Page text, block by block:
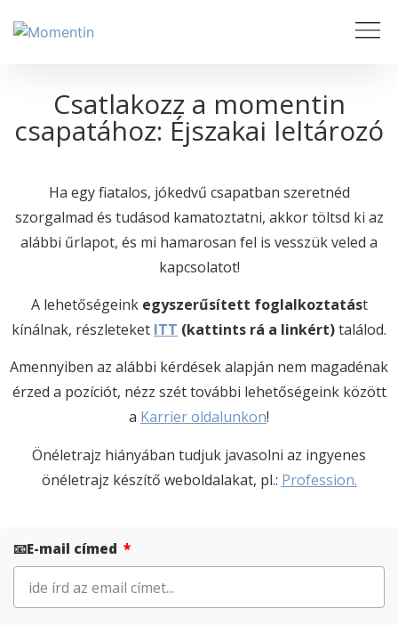
Csatlakozz a momentin
csapatához: Éjszakai leltározó
Ha egy fiatalos, jókedvű csapatban szeretnéd
szorgalmad és tudásod kamatoztatni, akkor töltsd ki az
alábbi űrlapot, és mi hamarosan fel is vesszük veled a
kapcsolatot!
A lehetőségeink egyszerűsített foglalkoztatást
kínálnak, részleteket ITT (kattints rá a linkért)találod.
Amennyiben az alábbi kérdések alapján nem magadénak
érzed a pozíciót, nézz szét további lehetőségeink között
a Karrier oldalunkon!
Önéletrajz hiányában tudjuk javasolni az ingyenes
önéletrajz készítő weboldalakat, pl.: Profession.
📧E-mail címed